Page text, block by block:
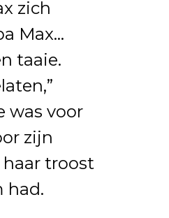
zich
Max…
taaie.
was voor
zijn
troost
had.